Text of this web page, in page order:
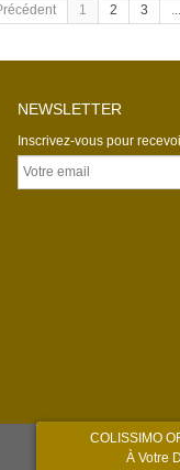
1 2 3
COLISSIMO
À Votre
NEWSLETTER
Inscrivez-vous pour